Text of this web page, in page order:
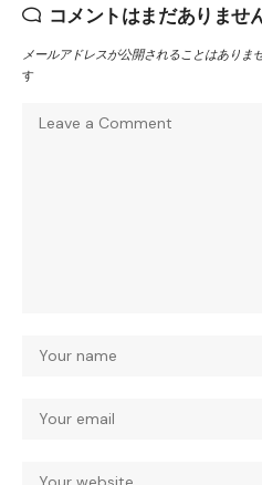
コメントはまだありませ
メールアドレスが公開されることはありませ
す